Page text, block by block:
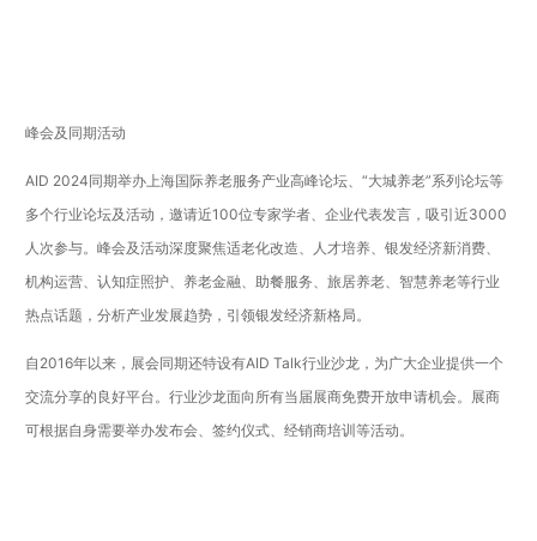
峰会及同期活动
AID 2024同期举办上海国际养老服务产业高峰论坛、“大城养老”系列论坛等
多个行业论坛及活动，邀请近100位专家学者、企业代表发言，吸引近3000
人次参与。峰会及活动深度聚焦适老化改造、人才培养、银发经济新消费、
机构运营、认知症照护、养老金融、助餐服务、旅居养老、智慧养老等行业
热点话题，分析产业发展趋势，引领银发经济新格局。
自2016年以来，展会同期还特设有AID Talk行业沙龙，为广大企业提供一个
交流分享的良好平台。行业沙龙面向所有当届展商免费开放申请机会。展商
可根据自身需要举办发布会、签约仪式、经销商培训等活动。